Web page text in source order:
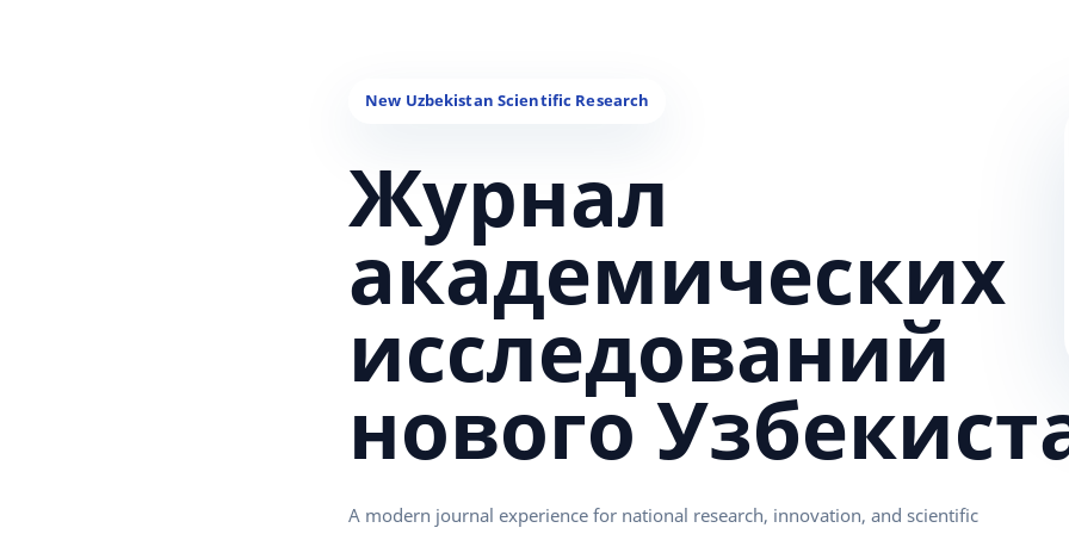
Журнал
академических
исследований
нового